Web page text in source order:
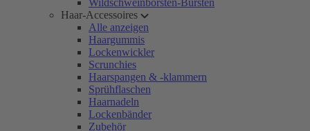
Wildschweinborsten-Bürsten
Haar-Accessoires
Alle anzeigen
Haargummis
Lockenwickler
Scrunchies
Haarspangen & -klammern
Sprühflaschen
Haarnadeln
Lockenbänder
Zubehör